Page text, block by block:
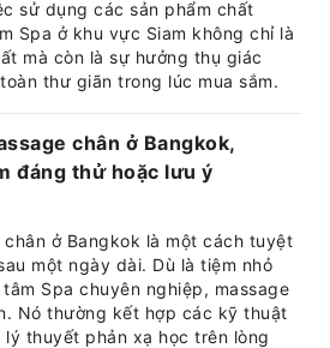
sử dụng các sản phẩm chất
Spa ở khu vực Siam không chỉ là
mà còn là sự hưởng thụ giác
thư giãn trong lúc mua sắm.
chân ở Bangkok,
đáng thử hoặc lưu ý
chân ở Bangkok là một cách tuyệt
một ngày dài. Dù là tiệm nhỏ
Spa chuyên nghiệp, massage
Nó thường kết hợp các kỹ thuật
thuyết phản xạ học trên lòng